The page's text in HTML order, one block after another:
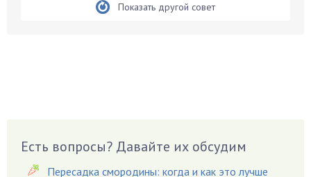
Вишня
Вредители
Показать другой совет
Есть вопросы? Давайте их обсудим
Пересадка смородины: когда и как это лучше